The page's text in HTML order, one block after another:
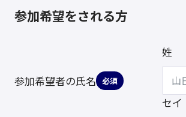
参加希望をされる方
参加希望者の氏名 必須
姓
セイ